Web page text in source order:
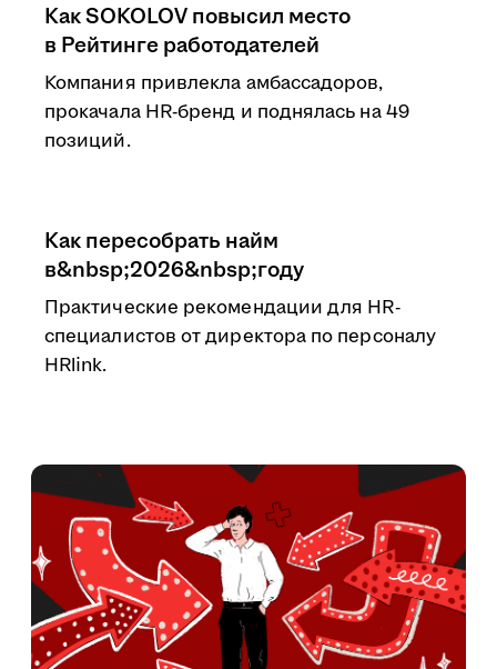
Как SOKOLOV повысил место
в Рейтинге работодателей
Компания привлекла амбассадоров,
прокачала HR-бренд и поднялась на 49
позиций.
Как пересобрать найм
в&nbsp;2026&nbsp;году
Практические рекомендации для HR-
специалистов от директора по персоналу
HRlink.